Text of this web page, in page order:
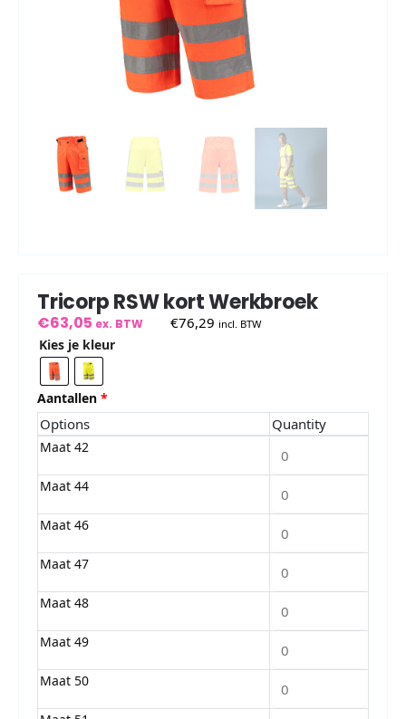
Tricorp RSW kort Werkbroek
€63,05 ex. BTW €76,29 incl. BTW
Kies je kleur
Aantallen *
Options Quantity
Maat 42
Maat 44
Maat 46
Maat 47
Maat 48
Maat 49
Maat 50